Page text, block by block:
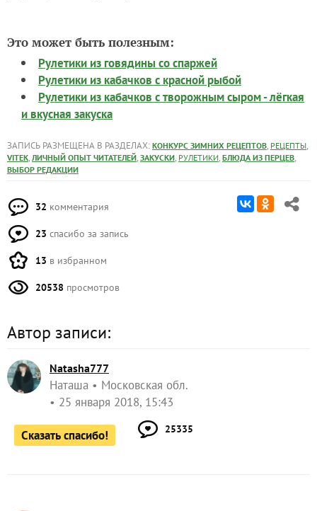
Это может быть полезным:
Рулетики из говядины со спаржей
Рулетики из кабачков с красной рыбой
Рулетики из кабачков с творожным сыром - лёгкая
и вкусная закуска
ЗАПИСЬ РАЗМЕЩЕНА В РАЗДЕЛАХ: КОНКУРС ЗИМНИХ РЕЦЕПТОВ, РЕЦЕПТЫ,
VITEK, ЛИЧНЫЙ ОПЫТ ЧИТАТЕЛЕЙ, ЗАКУСКИ, РУЛЕТИКИ, БЛЮДА ИЗ ПЕРЦЕВ,
ВЫБОР РЕДАКЦИИ
32 комментария
23 спасибо за запись
13 в избранном
20538 просмотров
Автор записи:
Natasha777
Наташа
Московская обл.
25 января 2018, 15:43
Сказать спасибо! 25335